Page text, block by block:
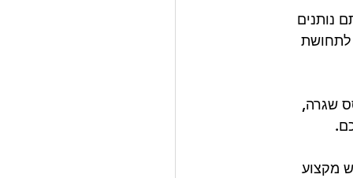
נותנים
לתחושת
שגרה,
מקצוע